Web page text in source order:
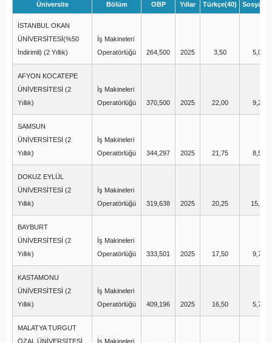
Üniversite Bölüm OBP Yıllar Türkçe(40)
İSTANBUL OKAN
ÜNİVERSİTESİ(%50
İndirimli) (2 Yıllık)
İş Makineleri
Operatörlüğü
264,500 2025 3,50 5,00
AFYON KOCATEPE
ÜNİVERSİTESİ (2
Yıllık)
İş Makineleri
Operatörlüğü
370,500 2025 22,00 9,25
SAMSUN
ÜNİVERSİTESİ (2
Yıllık)
İş Makineleri
Operatörlüğü
344,297 2025 21,75 8,50
DOKUZ EYLÜL
ÜNİVERSİTESİ (2
Yıllık)
İş Makineleri
Operatörlüğü
319,638 2025 20,25 15,75
BAYBURT
ÜNİVERSİTESİ (2
Yıllık)
İş Makineleri
Operatörlüğü
333,501 2025 17,50 9,75
KASTAMONU
ÜNİVERSİTESİ (2
Yıllık)
İş Makineleri
Operatörlüğü
409,196 2025 16,50 5,75
MALATYA TURGUT
ÖZAL ÜNİVERSİTESİ
İş Makineleri